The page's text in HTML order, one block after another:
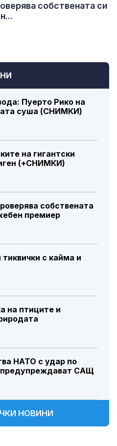
Пуерто Рико на
суша (СНИМКИ)
на гигантски
(+СНИМКИ)
собствената
премиер
с кайма и
на птиците и
НАТО с удар по
предупреждават САЩ
НОВИНИ
собствената си